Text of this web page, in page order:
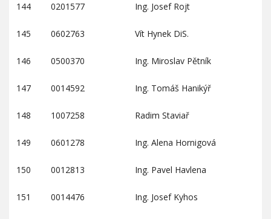
144 0201577 Ing. Josef Rojt
145 0602763 Vít Hynek DiS.
146 0500370 Ing. Miroslav Pětník
147 0014592 Ing. Tomáš Hanikýř
148 1007258 Radim Staviař
149 0601278 Ing. Alena Hornigová
150 0012813 Ing. Pavel Havlena
151 0014476 Ing. Josef Kyhos